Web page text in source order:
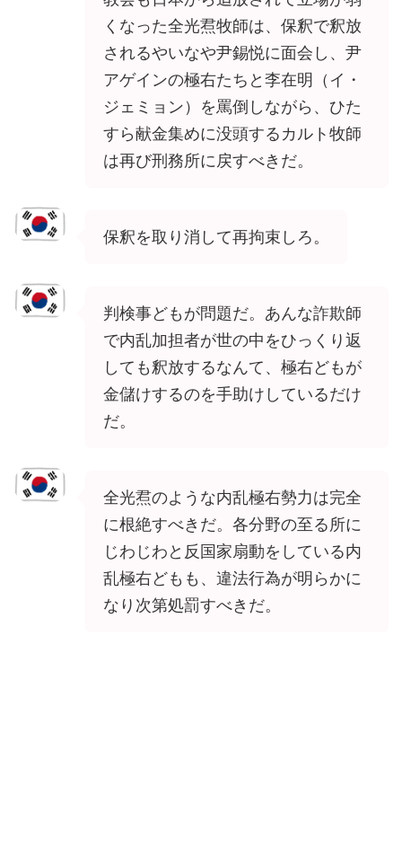
くなった全光焄牧師は、保釈で釈放
されるやいなや尹錫悦に面会し、尹
アゲインの極右たちと李在明（イ・
ジェミョン）を罵倒しながら、ひた
すら献金集めに没頭するカルト牧師
は再び刑務所に戻すべきだ。
保釈を取り消して再拘束しろ。
判検事どもが問題だ。あんな詐欺師
で内乱加担者が世の中をひっくり返
しても釈放するなんて、極右どもが
金儲けするのを手助けしているだけ
だ。
全光焄のような内乱極右勢力は完全
に根絶すべきだ。各分野の至る所に
じわじわと反国家扇動をしている内
乱極右どもも、違法行為が明らかに
なり次第処罰すべきだ。